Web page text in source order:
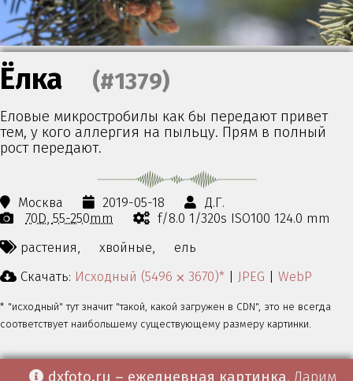
Ёлка (#1379)
Еловые микростробилы как бы передают привет
тем, у кого аллергия на пыльцу. Прям в полный
рост передают.
Москва 2019-05-18
Д.Г.
70D 55-250mm
f/8.0 1/320s ISO100 124.0 mm
растения,
хвойные,
ель
Скачать: Исходный (5496 ⨉ 3670)* | JPEG | WebP
* "исходный" тут значит "такой, какой загружен в CDN", это не всегда
соответствует наибольшему существующему размеру картинки.
dxfoto.ru – ежедневная картинка. Дарим